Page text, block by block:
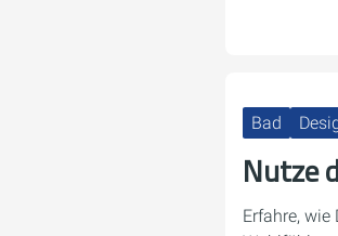
Bad
Nutze
Erfahre,